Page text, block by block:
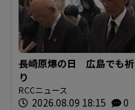
長崎原爆の日 広島でも祈
り
RCCニュース
2026.08.09 18:15 0